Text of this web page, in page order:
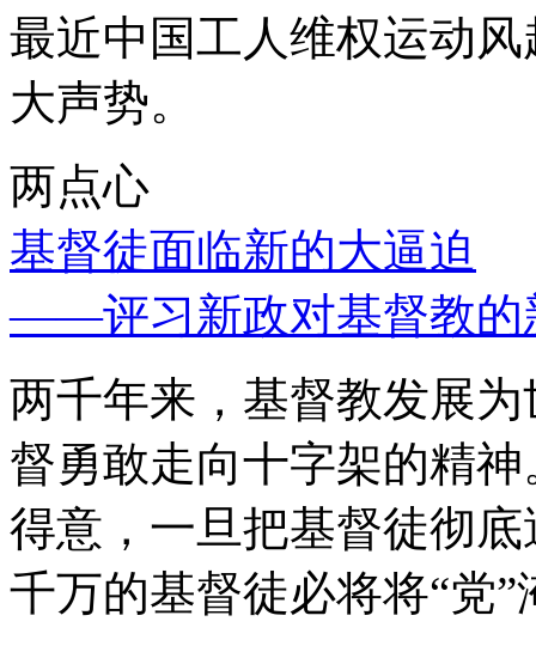
最近中国工人维权运动
大声势。
两点心
基督徒面临新的大逼迫
——评习新政对基督教的
两千年来，基督教发展
督勇敢走向十字架的精
得意，一旦把基督徒彻
千万的基督徒必将将“党”